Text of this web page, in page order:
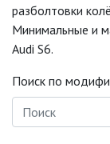
разболтовки
Минимальные и
Audi S6.
Поиск по